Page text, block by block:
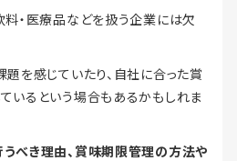
料・医療品などを扱う企業には欠
を感じていたり、自社に合った賞
いるという場合もあるかもしれま
べき理由、賞味期限管理の方法や